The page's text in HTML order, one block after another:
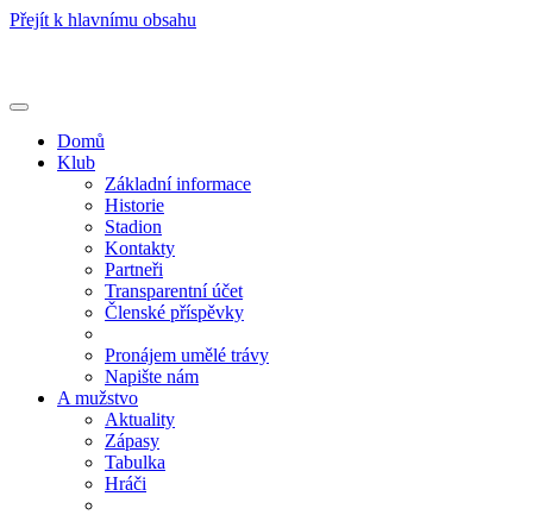
Přejít k hlavnímu obsahu
Toggle
navigationDomů
Klub
Základní informace
Historie
Stadion
Kontakty
Partneři
Transparentní účet
Členské příspěvky
Pronájem umělé trávy
Napište nám
A mužstvo
Aktuality
Zápasy
Tabulka
Hráči